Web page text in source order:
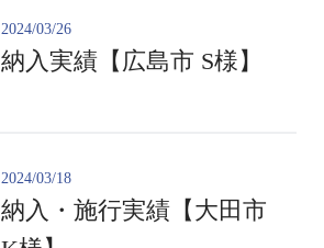
2024/03/26
納入実績【広島市 S様】
2024/03/18
納入・施行実績【大田市